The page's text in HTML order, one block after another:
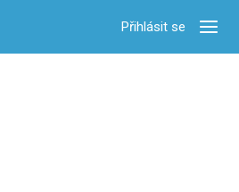
Přihlásit se